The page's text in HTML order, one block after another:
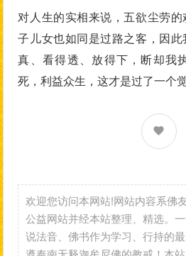
对人生的实相来说，五欲尘劳
子儿女也如同是过路之客，因
真、看得透、放得下，断却我
死，利益众生，这才是过了一个
欢迎您访问本网站!网站内容系佛
公益网站并经本站整理、精选。
说法音、佛书作为学习、行持的